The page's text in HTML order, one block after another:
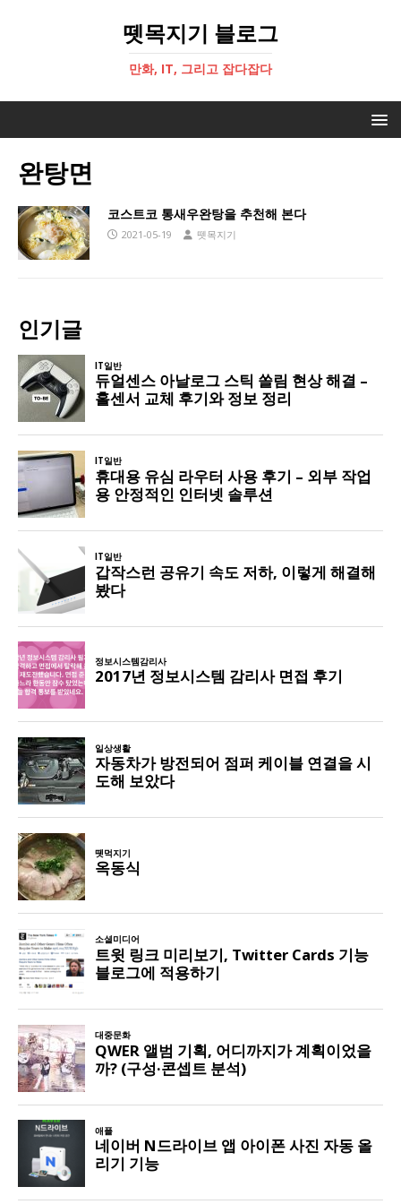
뗏목지기 블로그
만화, IT, 그리고 잡다잡다
완탕면
코스트코 통새우완탕을 추천해 본다
2021-05-19 뗏목지기
인기글